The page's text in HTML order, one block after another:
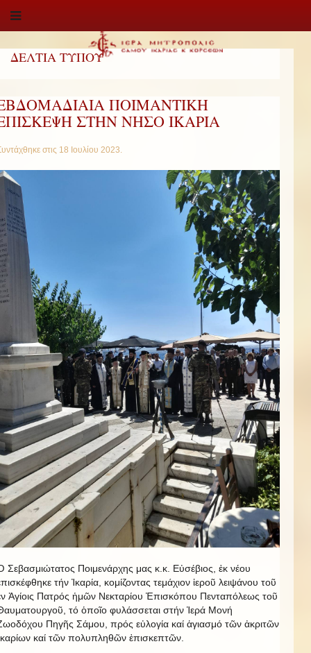
ΔΕΛΤΙΑ ΤΥΠΟΥ
ΠΟΙΜΑΝΤΙΚΗ
ΣΤΗΝ ΝΗΣΟ ΙΚΑΡΙΑ
στις 18 Ιουλίου 2023.
Σεβασμιώτατος Ποιμενάρχης μας κ.κ. Εὐσέβιος, ἐκ νέου
τήν Ἰκαρία, κομίζοντας τεμάχιον ἱεροῦ λειψάνου τοῦ
Ἁγίοις Πατρός ἡμῶν Νεκταρίου Ἐπισκόπου Πενταπόλεως τοῦ
τό ὁποῖο φυλάσσεται στήν Ἱερά Μονή
Πηγῆς Σάμου, πρός εὐλογία καί ἁγιασμό τῶν ἀκριτῶν
καί τῶν πολυπληθῶν ἐπισκεπτῶν.